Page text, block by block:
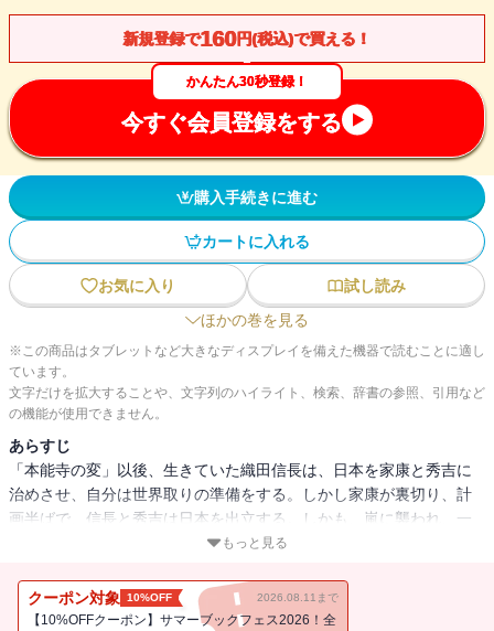
新規登録で160円(税込)で買える！
かんたん30秒登録！
今すぐ会員登録をする
購入手続きに進む
カートに入れる
お気に入り
試し読み
ほかの巻を見る
※この商品はタブレットなど大きなディスプレイを備えた機器で読むことに適し
ています。
文字だけを拡大することや、文字列のハイライト、検索、辞書の参照、引用など
の機能が使用できません。
あらすじ
「本能寺の変」以後、生きていた織田信長は、日本を家康と秀吉に
治めさせ、自分は世界取りの準備をする。しかし家康が裏切り、計
画半ばで、信長と秀吉は日本を出立する。しかも、嵐に襲われ、一
行はバラバラに大陸に流れ着く！一方蘭丸は別の世界に飛ばされ
もっと見る
クーポン対象 10%OFF 2026.08.11まで
【10%OFFクーポン】サマーブックフェス2026！全